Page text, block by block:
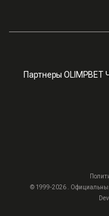
Партнеры
© 1999-2026 .